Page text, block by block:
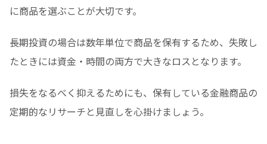
に商品を選ぶことが大切です。
長期投資の場合は数年単位で商品を保有するため、失敗し
たときには資金・時間の両方で大きなロスとなります。
損失をなるべく抑えるためにも、保有している金融商品の
定期的なリサーチと見直しを心掛けましょう。